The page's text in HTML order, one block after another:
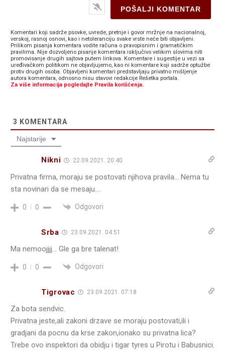
Komentari koji sadrže psovke, uvrede, pretnje i govor mržnje na nacionalnoj,
verskoj, rasnoj osnovi, kao i netoleranciju svake vrste neće biti objavljeni.
Prilikom pisanja komentara vodite računa o pravopisnim i gramatičkim
pravilima. Nije dozvoljeno pisanje komentara isključivo velikim slovima niti
promovisanje drugih sajtova putem linkova. Komentare i sugestije u vezi sa
uređivačkom politikom ne objavljujemo, kao ni komentare koji sadrže optužbe
protiv drugih osoba. Objavljeni komentari predstavljaju privatno mišljenje
autora komentara, odnosno nisu stavovi redakcije Rešetka portala.
Za više informacija pogledajte Pravila korišćenja.
3 KOMENTARA
Najstarije
Nikni 22.09.2021. 20:40
Privatna firma, moraju se postovati njihova pravila… Nema tu
sta novinari da se mesaju….
0 0 Odgovori
Srba 23.09.2021. 04:51
Ma nemoojjjj… Gle ga bre talenat!
0 0 Odgovori
Tigrovac 23.09.2021. 07:18
Za bota sendvic.
Privatna jeste,ali zakoni drzave se moraju postovati,ili i
gradjani da pocnu da krse zakon,ionako su privatna lica?
Trebe ovo inspektori da obidju i tigar tyres u Pirotu i Babusnici.